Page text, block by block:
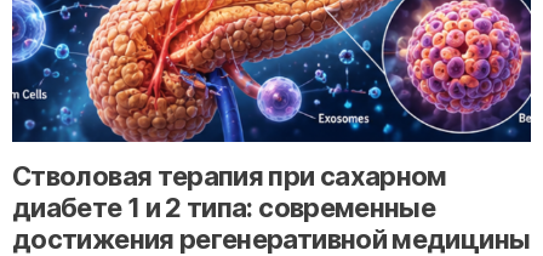
" alt="loading" class="img-responsive"/>
Стволовая терапия при сахарном
диабете 1 и 2 типа: современные
достижения регенеративной медицины